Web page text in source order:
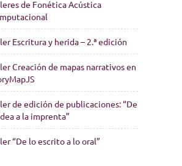
de Fonética Acústica
Escritura y herida – 2.ª edición
Creación de mapas narrativos en
de edición de publicaciones: “De
a la imprenta”
“De lo escrito a lo oral”